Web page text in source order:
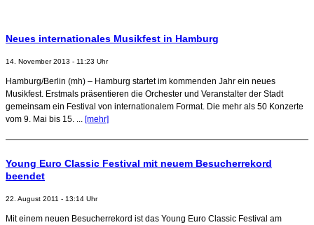
Neues internationales Musikfest in Hamburg
14. November 2013 - 11:23 Uhr
Hamburg/Berlin (mh) – Hamburg startet im kommenden Jahr ein neues
Musikfest. Erstmals präsentieren die Orchester und Veranstalter der Stadt
gemeinsam ein Festival von internationalem Format. Die mehr als 50 Konzerte
vom 9. Mai bis 15. ... [mehr]
Young Euro Classic Festival mit neuem Besucherrekord
beendet
22. August 2011 - 13:14 Uhr
Mit einem neuen Besucherrekord ist das Young Euro Classic Festival am